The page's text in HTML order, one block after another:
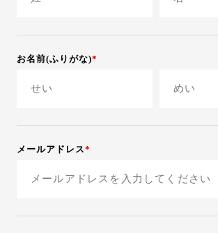
お名前(ふりがな)
メールアドレス